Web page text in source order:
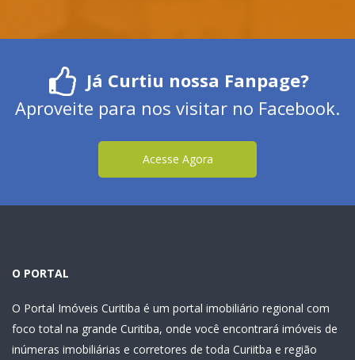
Já Curtiu nossa Fanpage?
Aproveite para nos visitar no Facebook.
Acesse Agora
O PORTAL
O Portal Imóveis Curitiba é um portal imobiliário regional com
foco total na grande Curitiba, onde você encontrará imóveis de
inúmeras imobiliárias e corretores de toda Curiitba e região